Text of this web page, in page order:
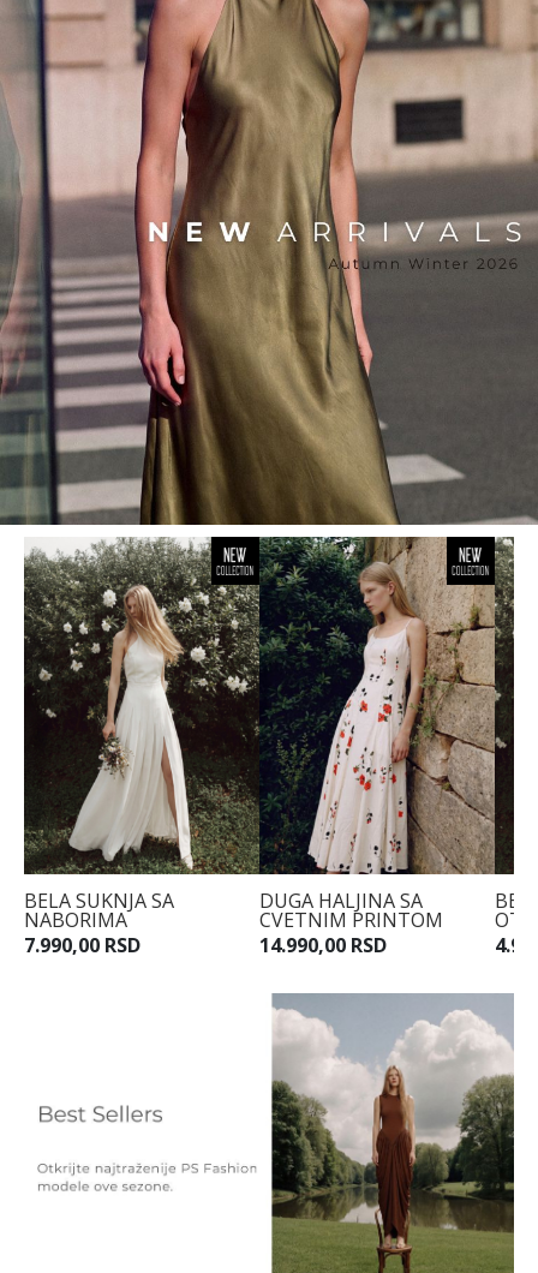
BELA SUKNJA SA
NABORIMA
7.990,00 RSD
DUGA HALJINA SA
CVETNIM PRINTOM
14.990,00 RSD